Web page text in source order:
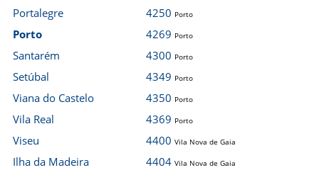
Portalegre
Porto
Santarém
Setúbal
Viana do Castelo
Vila Real
Viseu
Ilha da Madeira
4250 Porto
4269 Porto
4300 Porto
4349 Porto
4350 Porto
4369 Porto
4400 Vila Nova de Gaia
4404 Vila Nova de Gaia